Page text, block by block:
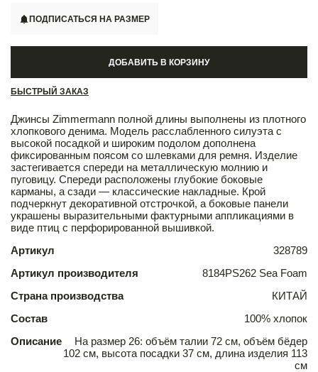
ПОДПИСАТЬСЯ НА РАЗМЕР
ДОБАВИТЬ В КОРЗИНУ
БЫСТРЫЙ ЗАКАЗ
Джинсы Zimmermann полной длины выполнены из плотного
хлопкового денима. Модель расслабленного силуэта с
высокой посадкой и широким подолом дополнена
фиксированным поясом со шлевками для ремня. Изделие
застегивается спереди на металлическую молнию и
пуговицу. Спереди расположены глубокие боковые
карманы, а сзади — классические накладные. Крой
подчеркнут декоративной отстрочкой, а боковые панели
украшены выразительными фактурными аппликациями в
виде птиц с перфорированной вышивкой.
Артикул
328789
Артикул производителя
8184PS262 Sea Foam
Страна производства
КИТАЙ
Состав
100% хлопок
Описание
На размер 26: объём талии 72 см, объём бёдер
102 см, высота посадки 37 см, длина изделия 113
см